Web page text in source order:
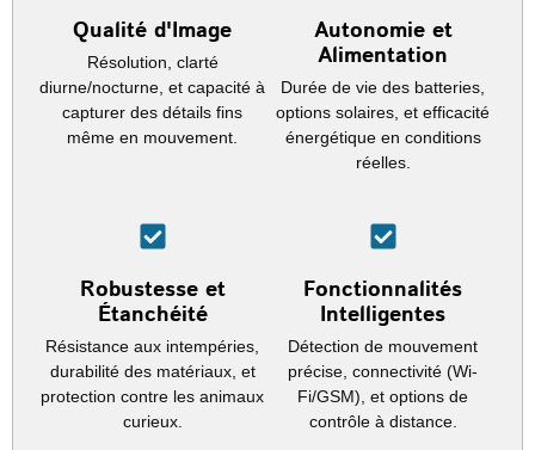
Qualité d'Image
Résolution, clarté
diurne/nocturne, et capacité à
capturer des détails fins
même en mouvement.
Autonomie et
Alimentation
Durée de vie des batteries,
options solaires, et efficacité
énergétique en conditions
réelles.
Robustesse et
Étanchéité
Résistance aux intempéries,
durabilité des matériaux, et
protection contre les animaux
curieux.
Fonctionnalités
Intelligentes
Détection de mouvement
précise, connectivité (Wi-
Fi/GSM), et options de
contrôle à distance.